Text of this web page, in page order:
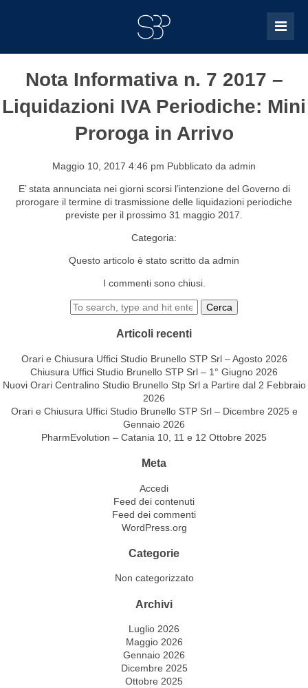
Nota Informativa n. 7 2017 –
Liquidazioni IVA Periodiche: Mini
Proroga in Arrivo
Maggio 10, 2017 4:46 pm Pubblicato da admin
E’ stata annunciata nei giorni scorsi l’intenzione del Governo di
prorogare il termine di trasmissione delle liquidazioni periodiche
previste per il prossimo 31 maggio 2017.
Categoria:
Questo articolo è stato scritto da admin
I commenti sono chiusi.
Cerca
Articoli recenti
Orari e Chiusura Uffici Studio Brunello STP Srl – Agosto 2026
Chiusura Uffici Studio Brunello STP Srl – 1° Giugno 2026
Nuovi Orari Centralino Studio Brunello Stp Srl a Partire dal 2 Febbraio
2026
Orari e Chiusura Uffici Studio Brunello STP Srl – Dicembre 2025 e
Gennaio 2026
PharmEvolution – Catania 10, 11 e 12 Ottobre 2025
Meta
Accedi
Feed dei contenuti
Feed dei commenti
WordPress.org
Categorie
Non categorizzato
Archivi
Luglio 2026
Maggio 2026
Gennaio 2026
Dicembre 2025
Ottobre 2025